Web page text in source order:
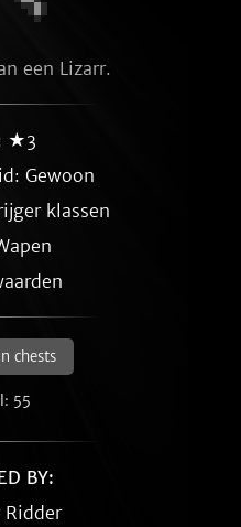
een Lizarr.
★3
Gewoon
klassen
chests
55
BY:
Ridder